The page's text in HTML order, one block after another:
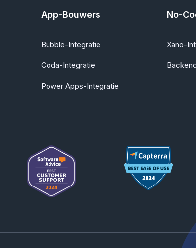
App-Bouwers
Bubble-Integratie
Coda-Integratie
Power Apps-Integratie
No-
Xano-